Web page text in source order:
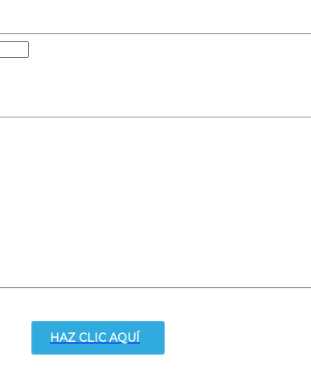
HAZ CLIC AQUÍ